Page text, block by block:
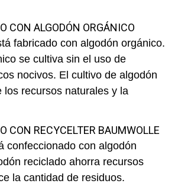
CON ALGODÓN ORGÁNICO
fabricado con algodón orgánico.
se cultiva sin el uso de
nocivos. El cultivo de algodón
los recursos naturales y la
CON RECYCELTER BAUMWOLLE
confeccionado con algodón
reciclado ahorra recursos
la cantidad de residuos.